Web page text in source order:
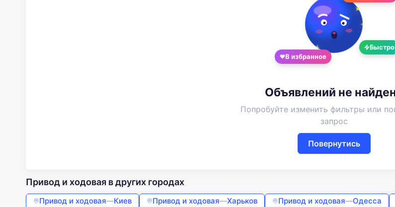
Быстро
В избранное
Объявлений не
Попробуйте изменить фильтры или
запрос
Повернутись
Привод и ходовая в других городах
Привод и ходовая—Киев Привод и ходовая—Харьков Привод и ходовая—Одесса
Google
Вход
Пароль
Запомнить меня Забыли